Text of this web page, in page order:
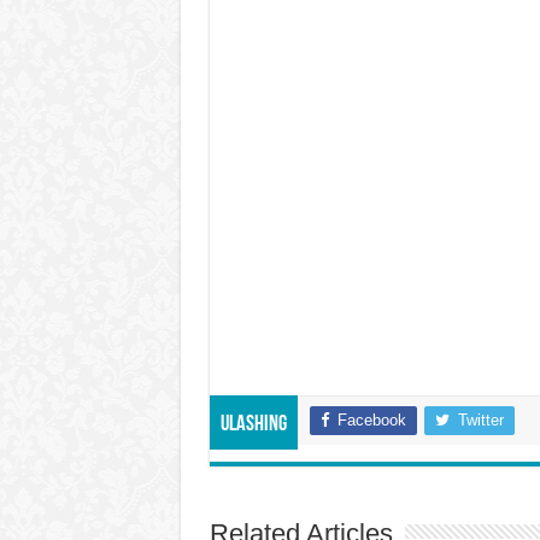
Ulashing Facebook Twitter
Related Articles